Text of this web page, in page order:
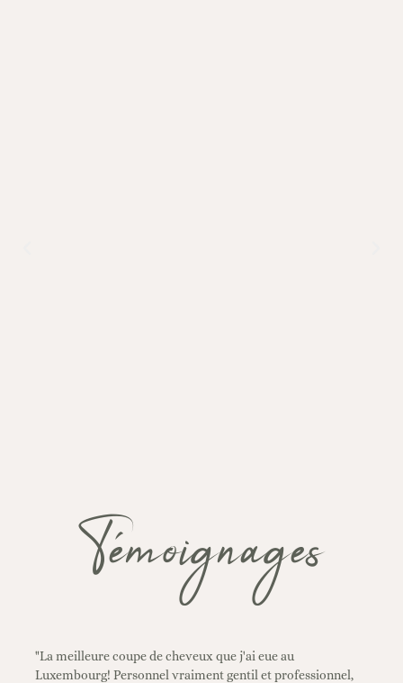
Témoignages
"La meilleure coupe de cheveux que j'ai eue au
Luxembourg! Personnel vraiment gentil et professionnel,